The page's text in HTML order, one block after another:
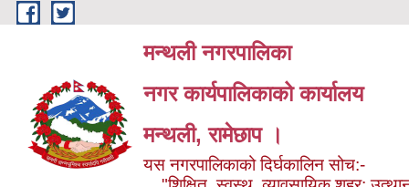
Skip to main content
मन्थली नगरपालिका
नगर कार्यपालिकाको कार्यालय
मन्थली, रामेछाप ।
यस नगरपालिकाको दिर्घकालिन सोच:-